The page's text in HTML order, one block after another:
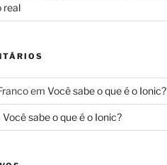
real
em Você sabe o que é o Ionic?
Você sabe o que é o Ionic?